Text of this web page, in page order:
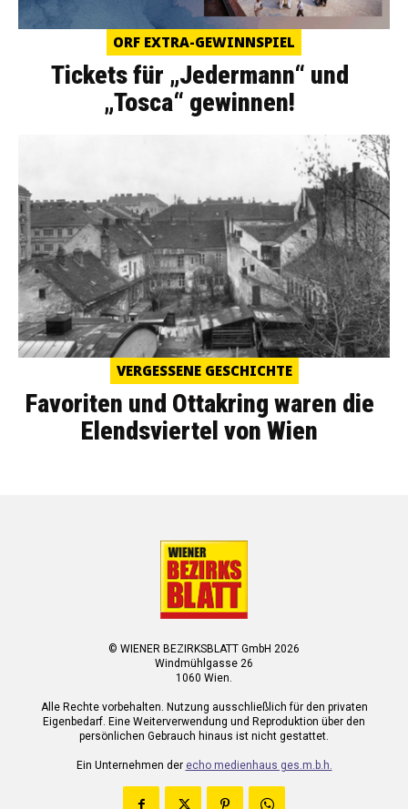
ORF EXTRA-GEWINNSPIEL
Tickets für „Jedermann“ und
„Tosca“ gewinnen!
VERGESSENE GESCHICHTE
Favoriten und Ottakring waren die
Elendsviertel von Wien
© WIENER BEZIRKSBLATT GmbH 2026
Windmühlgasse 26
1060 Wien.
Alle Rechte vorbehalten. Nutzung ausschließlich für den privaten
Eigenbedarf. Eine Weiterverwendung und Reproduktion über den
persönlichen Gebrauch hinaus ist nicht gestattet.
Ein Unternehmen der echo medienhaus ges.m.b.h.